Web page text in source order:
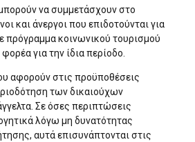
να συμμετάσχουν στο
και άνεργοι που επιδοτούνται για
πρόγραμμα κοινωνικού τουρισμού
για την ίδια περίοδο.
αφορούν στις προϋποθέσεις
των δικαιούχων
Σε όσες περιπτώσεις
λόγω μη δυνατότητας
αυτά επισυνάπτονται στις